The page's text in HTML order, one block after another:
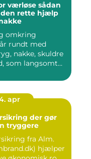
sådan
rette hjælp
omkring
rundt med
nakke, skuldre
som langsomt
apr
der gør
tryggere
fra Alm.
hjælper